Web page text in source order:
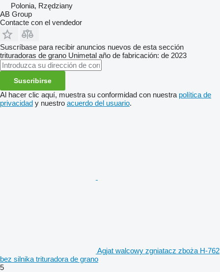
Polonia, Rzędziany
AB Group
Contacte con el vendedor
Suscríbase para recibir anuncios nuevos de esta sección
trituradoras de grano Unimetal año de fabricación: de 2023
Suscribirse
Al hacer clic aquí, muestra su conformidad con nuestra política de
privacidad y nuestro acuerdo del usuario.
Agjat walcowy zgniatacz zboża H-762
bez silnika trituradora de grano
5